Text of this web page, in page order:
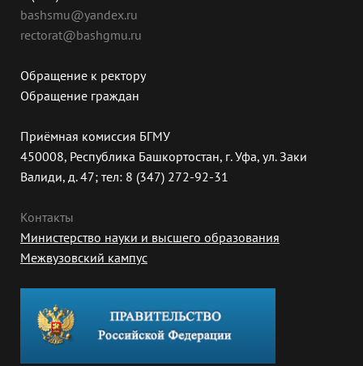
bashsmu@yandex.ru
rectorat@bashgmu.ru
Обращение к ректору
Обращение граждан
Приёмная комиссия БГМУ
450008, Республика Башкортостан, г. Уфа, ул. Заки
Валиди, д. 47; тел: 8 (347) 272-92-31
Контакты
Министерство науки и высшего образования
Межвузовский кампус